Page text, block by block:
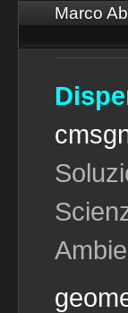
Marco